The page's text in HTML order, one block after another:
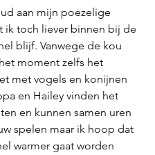
aan mijn poezelige
ik toch liever binnen bij de
blijf. Vanwege de kou
moment zelfs het
met vogels en konijnen
en Hailey vinden het
en kunnen samen uren
spelen maar ik hoop dat
warmer gaat worden